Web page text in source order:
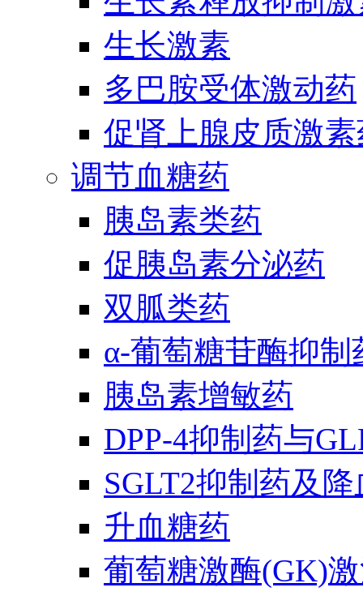
生长激素
多巴胺受体激动药
促肾上腺皮质激
调节血糖药
胰岛素类药
促胰岛素分泌药
双胍类药
α-葡萄糖苷酶抑制
胰岛素增敏药
DPP-4抑制药与
SGLT2抑制药及
升血糖药
葡萄糖激酶(GK)